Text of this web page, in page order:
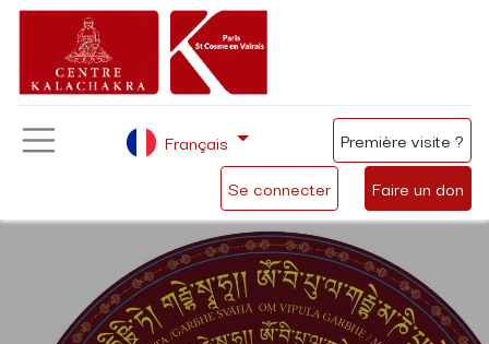
Se connecter Faire un don
Français Première visite ?